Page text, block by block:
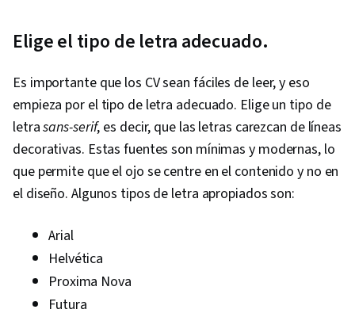
Elige el tipo de letra adecuado.
Es importante que los CV sean fáciles de leer, y eso
empieza por el tipo de letra adecuado. Elige un tipo de
letrasans-serif, es decir, que las letras carezcan de líneas
decorativas. Estas fuentes son mínimas y modernas, lo
que permite que el ojo se centre en el contenido y no en
el diseño. Algunos tipos de letra apropiados son:
Arial
Helvética
Proxima Nova
Futura